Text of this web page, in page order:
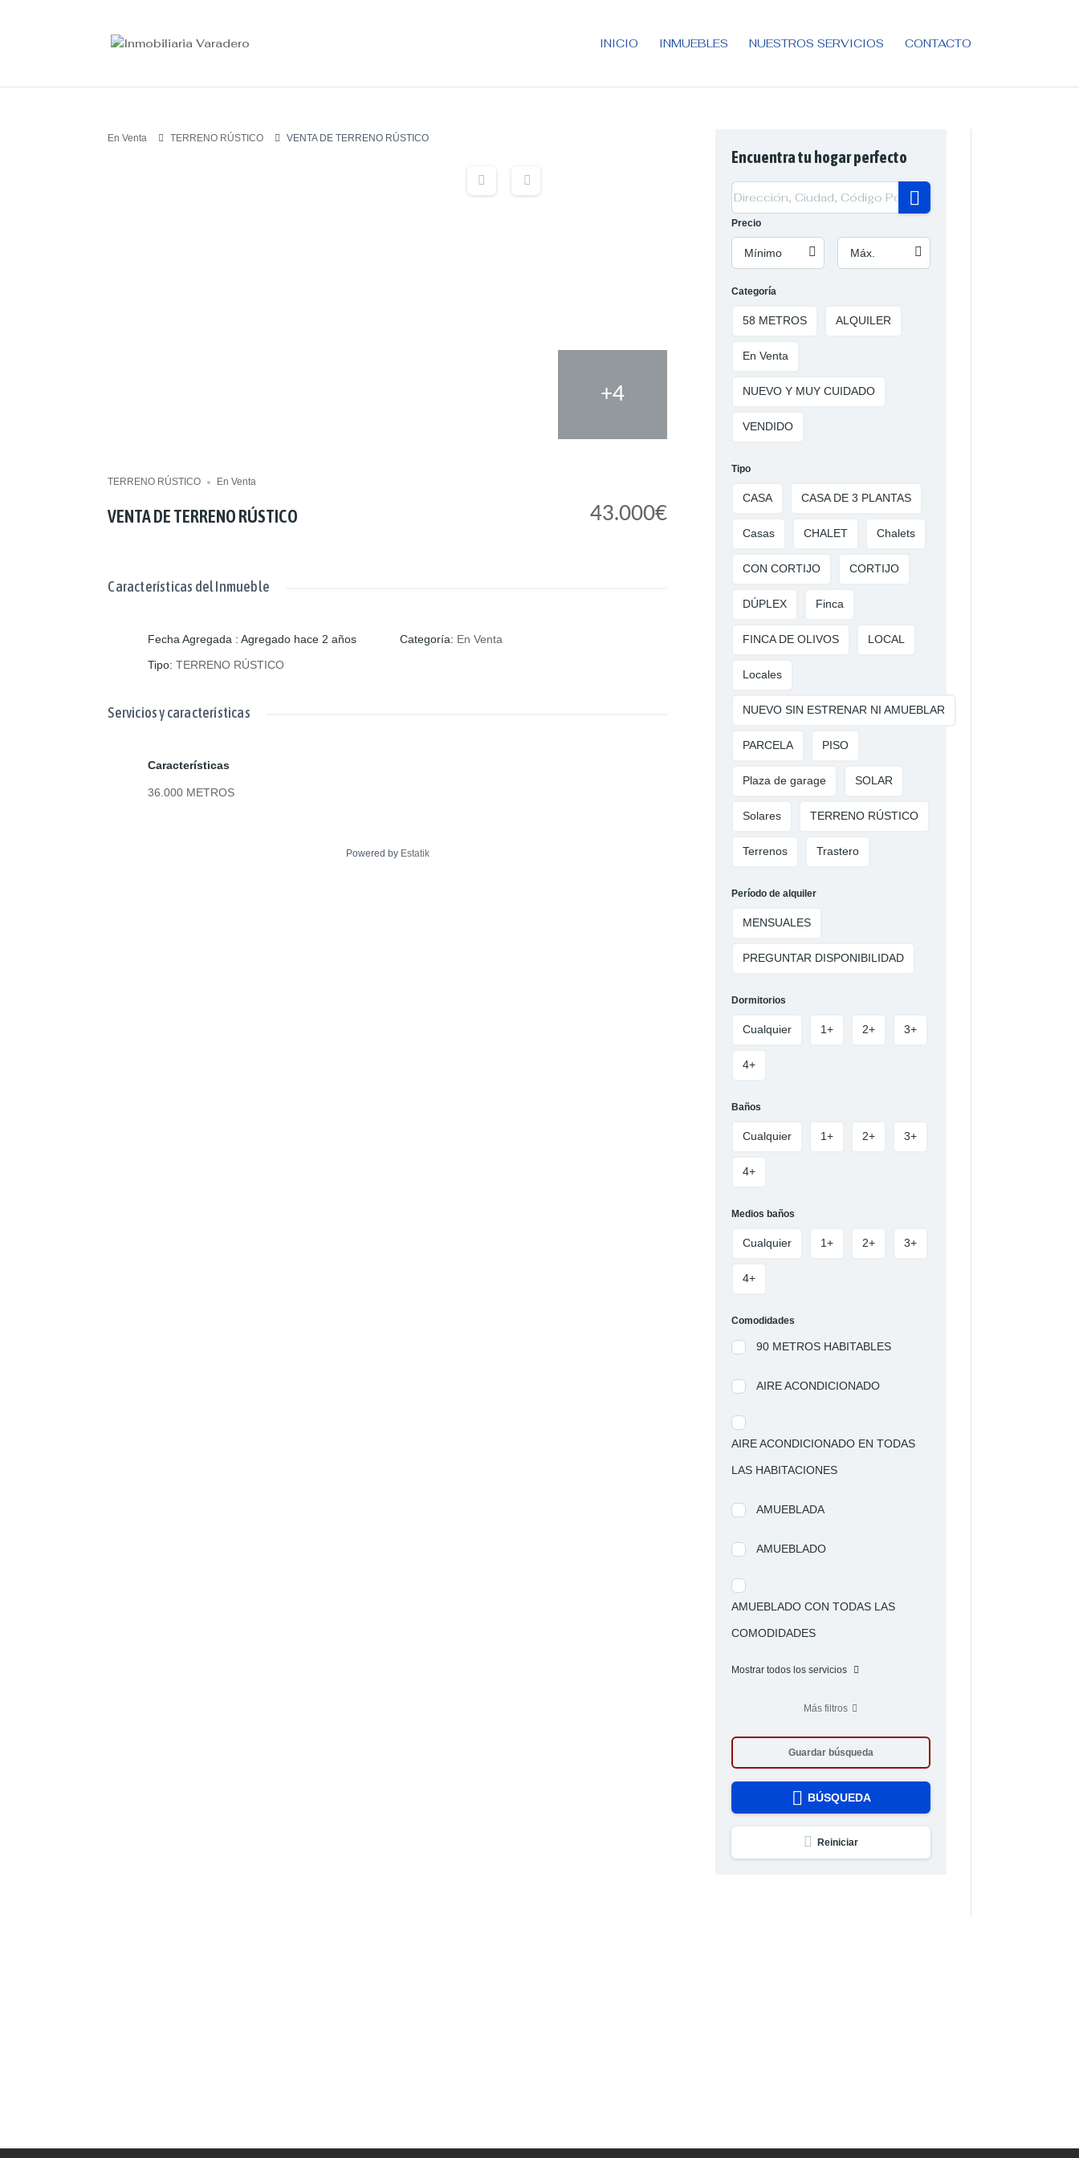
INICIO INMUEBLES NUESTROS SERVICIOS CONTACTO
En Venta TERRENO RÚSTICO VENTA DE TERRENO RÚSTICO
+4
TERRENO RÚSTICO En Venta
VENTA DE TERRENO RÚSTICO 43.000€
Características del Inmueble
Fecha Agregada : Agregado hace 2 años Categoría: En Venta
Tipo: TERRENO RÚSTICO
Servicios y características
Características
36.000 METROS
Powered by Estatik
Encuentra tu hogar perfecto
Precio
Mínimo Máx.
Categoría
58 METROS ALQUILER
En Venta
NUEVO Y MUY CUIDADO
VENDIDO
Tipo
CASA CASA DE 3 PLANTAS
Casas CHALET Chalets
CON CORTIJO CORTIJO
DÚPLEX Finca
FINCA DE OLIVOS LOCAL
Locales
NUEVO SIN ESTRENAR NI AMUEBLAR
PARCELA PISO
Plaza de garage SOLAR
Solares TERRENO RÚSTICO
Terrenos Trastero
Período de alquiler
MENSUALES
PREGUNTAR DISPONIBILIDAD
Dormitorios
Cualquier 1+ 2+ 3+
4+
Baños
Cualquier 1+ 2+ 3+
4+
Medios baños
Cualquier 1+ 2+ 3+
4+
Comodidades
90 METROS HABITABLES
AIRE ACONDICIONADO
AIRE ACONDICIONADO EN TODAS
LAS HABITACIONES
AMUEBLADA
AMUEBLADO
AMUEBLADO CON TODAS LAS
COMODIDADES
Mostrar todos los servicios
Más filtros
Guardar búsqueda
BÚSQUEDA
Reiniciar